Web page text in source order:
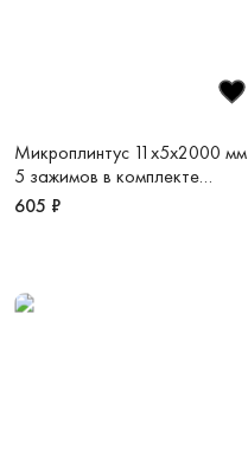
Микроплинтус 11х5х2000 мм
5 зажимов в комплекте
золотой анодированный
605 ₽